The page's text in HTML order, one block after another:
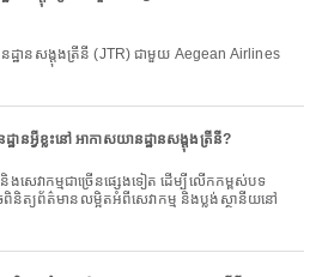
ានអ្វីខ្លះនៅ អាកាសយានដ្ឋានសង្តុងត្រីនី?
និត្យព័ត៌មានលម្អិតអំពីសេវាកម្ម និងប្លង់ស្ថានីយនៅ